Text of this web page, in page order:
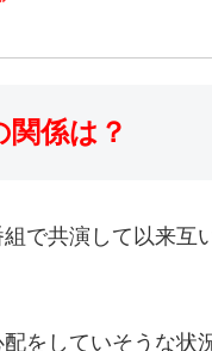
係は？
で共演して以来互
をしていそうな状